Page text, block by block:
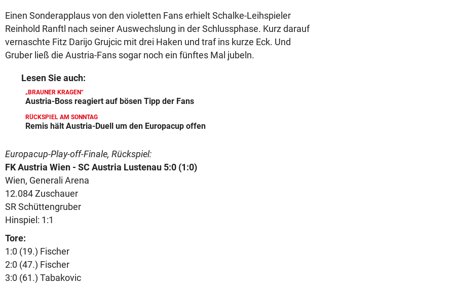
Einen Sonderapplaus von den violetten Fans erhielt Schalke-Leihspieler
Reinhold Ranftl nach seiner Auswechslung in der Schlussphase. Kurz darauf
vernaschte Fitz Darijo Grujcic mit drei Haken und traf ins kurze Eck. Und
Gruber ließ die Austria-Fans sogar noch ein fünftes Mal jubeln.
Lesen Sie auch:
„BRAUNER KRAGEN“
Austria-Boss reagiert auf bösen Tipp der Fans
RÜCKSPIEL AM SONNTAG
Remis hält Austria-Duell um den Europacup offen
Europacup-Play-off-Finale, Rückspiel:
FK Austria Wien - SC Austria Lustenau 5:0 (1:0)
Wien, Generali Arena
12.084 Zuschauer
SR Schüttengruber
Hinspiel: 1:1
Tore:
1:0 (19.) Fischer
2:0 (47.) Fischer
3:0 (61.) Tabakovic